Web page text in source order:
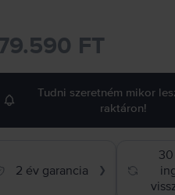
FT
Tudni szeretném mikor
raktáron!
2 év garancia ❯